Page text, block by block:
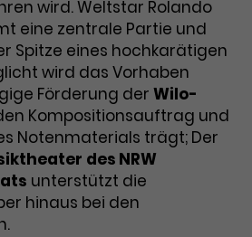
Analytics
Cookie wird von Google
installiert. Das Cookie
um Informationen
zu speichern, wie
eine Website
und hilft bei der Erstellung
Anzeigen auf unsere
gelangt sind.
Ads
wird. Weltstar Rolando
eine zentrale Partie und
Spitze eines hochkarätigen
wird das Vorhaben
Förderung der Wilo-
Kompositionsauftrag und
Notenmaterials trägt; Der
des NRW
unterstützt die
hinaus bei den